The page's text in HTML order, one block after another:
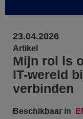
23.04.2026
Artikel
Mijn rol is
IT-wereld
verbinden
Beschikbaar in